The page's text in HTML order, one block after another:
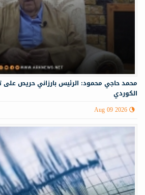
محمد حاجي محمود: الرئيس بارزاني حريص على
الكوردي
Aug 09 2026